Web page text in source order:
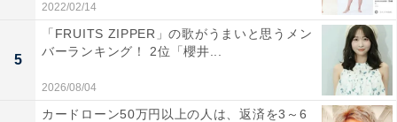
2022/02/14
5
「FRUITS ZIPPER」の歌がうまいと思うメン
バーランキング！ 2位「櫻井...
2026/08/04
カードローン50万円以上の人は、返済を3～6